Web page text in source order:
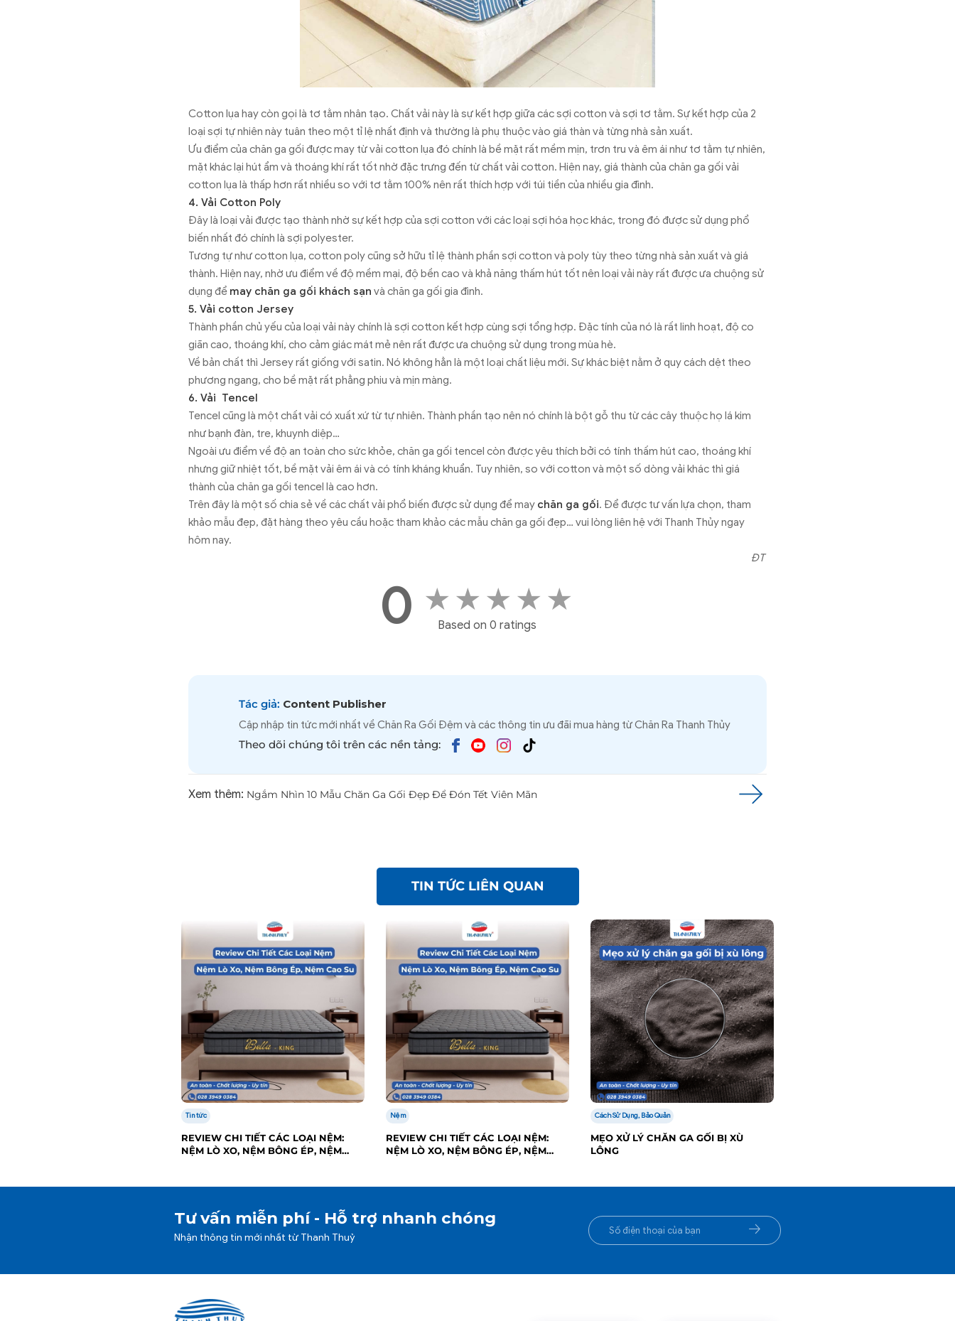
Cotton lụa hay còn gọi là tơ tằm nhân tạo. Chất vải này là sự kết hợp giữa các sợi cotton và sợi tơ tằm. Sự kết hợp của 2
loại sợi tự nhiên này tuân theo một tỉ lệ nhất định và thường là phụ thuộc vào giá thàn và từng nhà sản xuất.
Ưu điểm của chăn ga gối được may từ vải cotton lụa đó chính là bề mặt rất mềm mịn, trơn tru và êm ái như tơ tằm tự nhiên,
mặt khác lại hút ẩm và thoáng khí rất tốt nhờ đặc trưng đến từ chất vải cotton. Hiện nay, giá thành của chăn ga gối vải
cotton lụa là thấp hơn rất nhiều so với tơ tằm 100% nên rất thích hợp với túi tiền của nhiều gia đình.
4. Vải Cotton Poly
Đây là loại vải được tạo thành nhờ sự kết hợp của sợi cotton với các loại sợi hóa học khác, trong đó được sử dụng phổ
biến nhất đó chính là sợi polyester.
Tương tự như cotton lụa, cotton poly cũng sở hữu tỉ lệ thành phần sợi cotton và poly tùy theo từng nhà sản xuất và giá
thành. Hiện nay, nhờ ưu điểm về độ mềm mại, độ bền cao và khả năng thấm hút tốt nên loại vải này rất được ưa chuộng sử
dụng để may chăn ga gối khách sạn và chăn ga gối gia đình.
5. Vải cotton Jersey
Thành phần chủ yếu của loại vải này chính là sợi cotton kết hợp cùng sợi tổng hợp. Đặc tính của nó là rất linh hoạt, độ co
giãn cao, thoáng khí, cho cảm giác mát mẻ nên rất được ưa chuộng sử dụng trong mùa hè.
Về bản chất thì Jersey rất giống với satin. Nó không hẳn là một loại chất liệu mới. Sự khác biệt nằm ở quy cách dệt theo
phương ngang, cho bề mặt rất phẳng phiu và mịn màng.
6. Vải Tencel
Tencel cũng là một chất vải có xuất xứ từ tự nhiên. Thành phần tạo nên nó chính là bột gỗ thu từ các cây thuộc họ lá kim
như bạnh đàn, tre, khuynh diệp…
Ngoài ưu điểm về độ an toàn cho sức khỏe, chăn ga gối tencel còn được yêu thích bởi có tính thấm hút cao, thoáng khí
nhưng giữ nhiệt tốt, bề mặt vải êm ái và có tính kháng khuẩn. Tuy nhiên, so với cotton và một số dòng vải khác thì giá
thành của chăn ga gối tencel là cao hơn.
Trên đây là một số chia sẻ về các chất vải phổ biến được sử dụng để may chăn ga gối. Để được tư vấn lựa chọn, tham
khảo mẫu đẹp, đặt hàng theo yêu cầu hoặc tham khảo các mẫu chăn ga gối đẹp… vui lòng liên hệ với Thanh Thủy ngay
hôm nay.
ĐT
0 ★ ★ ★ ★ ★
Based on 0 ratings
Tác giả: Content Publisher
Cập nhập tin tức mới nhất về Chăn Ra Gối Đệm và các thông tin ưu đãi mua hàng từ Chăn Ra Thanh Thủy
Theo dõi chúng tôi trên các nền tảng:
Xem thêm: Ngắm Nhìn 10 Mẫu Chăn Ga Gối Đẹp Để Đón Tết Viên Mãn
TIN TỨC LIÊN QUAN
Tin tức
REVIEW CHI TIẾT CÁC LOẠI NỆM:
NỆM LÒ XO, NỆM BÔNG ÉP, NỆM
Nệm
REVIEW CHI TIẾT CÁC LOẠI NỆM:
NỆM LÒ XO, NỆM BÔNG ÉP, NỆM
Cách Sử Dụng, Bảo Quản
MẸO XỬ LÝ CHĂN GA GỐI BỊ XÙ
LÔNG
Tư vấn miễn phí - Hỗ trợ nhanh chóng
Nhận thông tin mới nhất từ Thanh Thuỷ